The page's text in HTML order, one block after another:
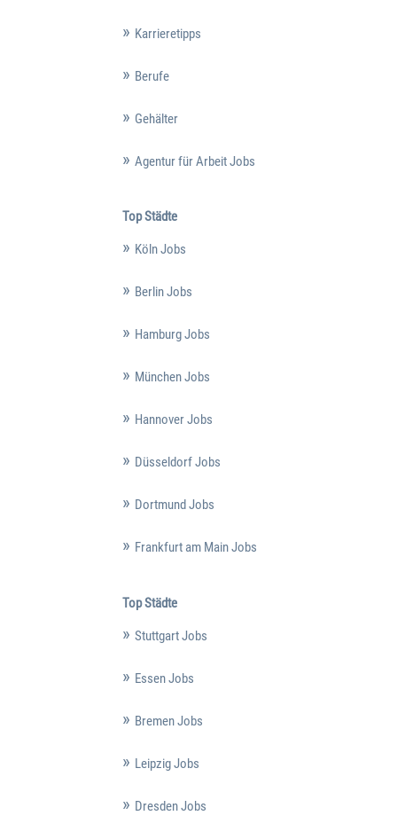
Karrieretipps
Berufe
Gehälter
Agentur für Arbeit Jobs
Top Städte
Köln Jobs
Berlin Jobs
Hamburg Jobs
München Jobs
Hannover Jobs
Düsseldorf Jobs
Dortmund Jobs
Frankfurt am Main Jobs
Top Städte
Stuttgart Jobs
Essen Jobs
Bremen Jobs
Leipzig Jobs
Dresden Jobs